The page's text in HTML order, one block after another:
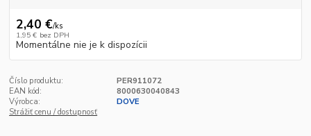
2,40 €/ks
1,95 € bez DPH
Momentálne nie je k dispozícii
Číslo produktu:
PER911072
EAN kód:
8000630040843
Výrobca:
DOVE
Strážiť cenu / dostupnosť